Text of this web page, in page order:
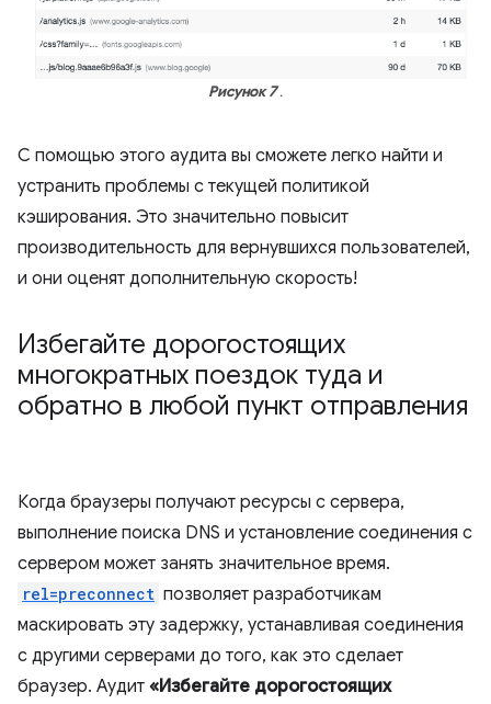
Рисунок 7.
С помощью этого аудита вы сможете легко найти и
устранить проблемы с текущей политикой
кэширования. Это значительно повысит
производительность для вернувшихся пользователей,
и они оценят дополнительную скорость!
Избегайте дорогостоящих
многократных поездок туда и
обратно в любой пункт отправления
Когда браузеры получают ресурсы с сервера,
выполнение поиска DNS и установление соединения с
сервером может занять значительное время.
rel=preconnect позволяет разработчикам
маскировать эту задержку, устанавливая соединения
с другими серверами до того, как это сделает
браузер. Аудит «Избегайте дорогостоящих